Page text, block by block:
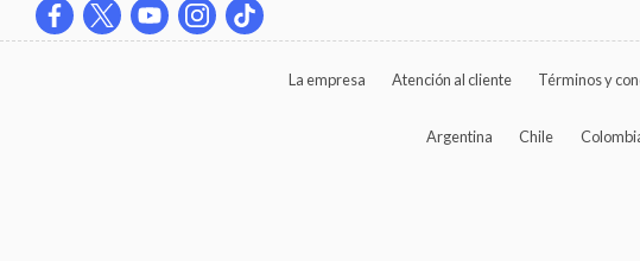
La empresa Atención al cliente Términos y
Argentina Chile